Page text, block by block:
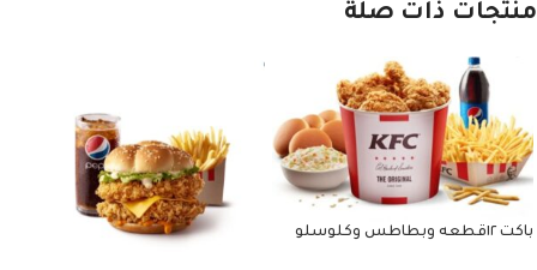
منتجات ذات صلة
باكت ١٢قطعه وبطاطس وكلوسلو